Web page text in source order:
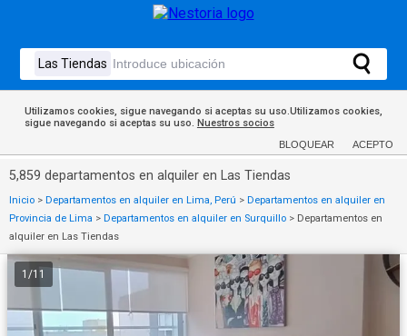
Utilizamos cookies, sigue navegando si aceptas su uso.Utilizamos cookies,
sigue navegando si aceptas su uso. Nuestros socios
BLOQUEAR ACEPTO
5,859 departamentos en alquiler en Las Tiendas
Inicio > Departamentos en alquiler en Lima, Perú > Departamentos en alquiler en
Provincia de Lima > Departamentos en alquiler en Surquillo > Departamentos en
alquiler en Las Tiendas
1 /11